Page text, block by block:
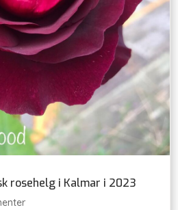
rosehelg i Kalmar i 2023